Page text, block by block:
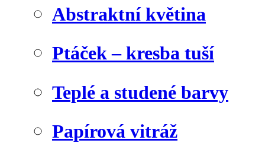
Abstraktní květina
Ptáček – kresba tuší
Teplé a studené barvy
Papírová vitráž